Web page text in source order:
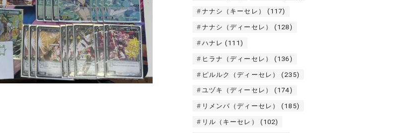
ナナシ（キーセレ） (117)
ナナシ（ディーセレ） (128)
ハナレ (111)
ヒラナ（ディーセレ） (136)
ピルルク（ディーセレ） (235)
ユヅキ（ディーセレ） (174)
リメンバ（ディーセレ） (185)
リル（キーセレ） (102)